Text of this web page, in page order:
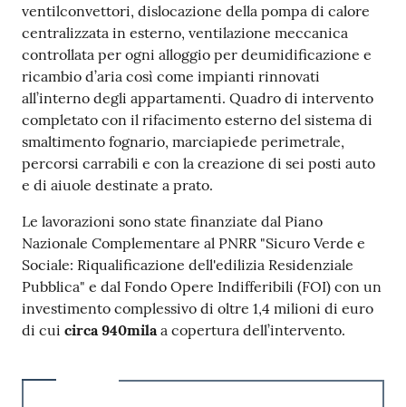
ventilconvettori, dislocazione della pompa di calore
centralizzata in esterno, ventilazione meccanica
controllata per ogni alloggio per deumidificazione e
ricambio d’aria così come impianti rinnovati
all’interno degli appartamenti. Quadro di intervento
completato con il rifacimento esterno del sistema di
smaltimento fognario, marciapiede perimetrale,
percorsi carrabili e con la creazione di sei posti auto
e di aiuole destinate a prato.
Le lavorazioni sono state finanziate dal Piano
Nazionale Complementare al PNRR "Sicuro Verde e
Sociale: Riqualificazione dell'edilizia Residenziale
Pubblica" e dal Fondo Opere Indifferibili (FOI) con un
investimento complessivo di oltre 1,4 milioni di euro
di cui circa 940milaa copertura dell’intervento.